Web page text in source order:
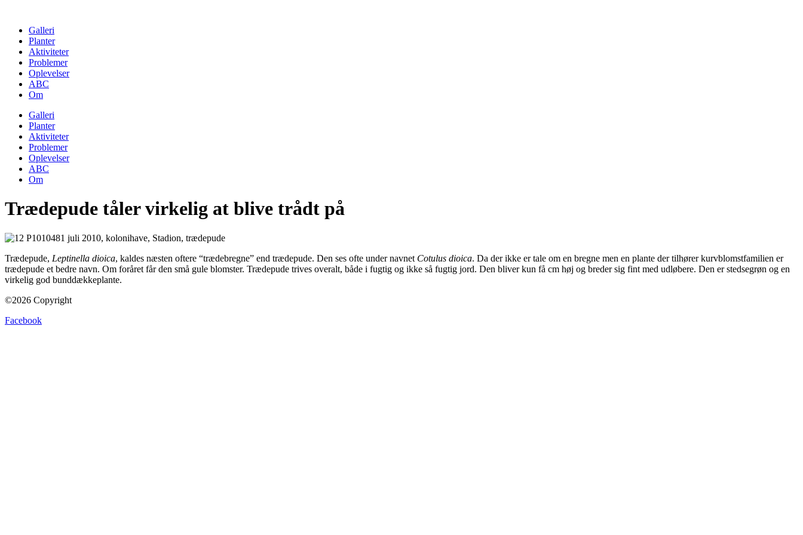
contentGalleri
Planter
Aktiviteter
Problemer
Oplevelser
ABC
Om
Galleri
Planter
Aktiviteter
Problemer
Oplevelser
ABC
Om
Trædepude tåler virkelig at blive trådt på
Trædepude, Leptinella dioica, kaldes næsten oftere “trædebregne” end trædepude. Den ses ofte under navnet Cotulus dioica. Da der ikke er tale om en bregne men en plante der tilhører kurvblomstfamilien er
trædepude et bedre navn. Om foråret får den små gule blomster. Trædepude trives overalt, både i fugtig og ikke så fugtig jord. Den bliver kun få cm høj og breder sig fint med udløbere. Den er stedsegrøn og en
virkelig god bunddækkeplante.
©2026 Copyright
Facebook